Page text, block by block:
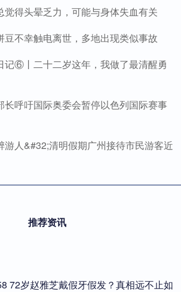
觉得头晕乏力，可能与身体失血有关
豆不幸触电离世，多地出现类似事故
记⑥丨二十二岁这年，我做了最清醒勇
长呼吁国际奥委会暂停以色列国际赛事
游人&#32;清明假期广州接待市民游客近
推荐资讯
72岁赵雅芝戴假牙假发？真相远不止如